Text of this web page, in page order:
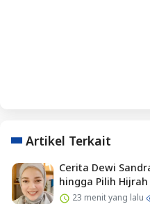
Artikel Terkait
Cerita Dewi
hingga Pilih
23 menit yang lalu